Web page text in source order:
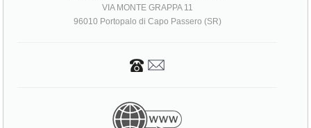
VIA MONTE GRAPPA 11
96010 Portopalo di Capo Passero (SR)